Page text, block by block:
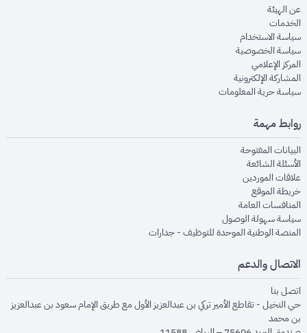
عن الهيئةopens in new window
الخدماتopens in new window
سياسة الاستخدام
سياسة الخصوصيةopens in new window
المركز الإعلاميopens in new window
المشاركة الإلكترونيةopens in new window
سياسة حرية المعلوماتopens in new window
روابط مهمة
البيانات المفتوحةopens in new window
الأسئلة الشائعةopens in new window
علاقات الموردينopens in new window
خريطة الموقعopens in new window
المنافسات العامةopens in new window
سياسة سهولة الوصولopens in new window
المنصة الوطنية الموحدة للتوظيف - جداراتopens in new window
الاتصال والدعم
اتصل بنا
حي النخيل - تقاطع الأمير تركي بن عبدالعزيز الأول مع طريق الإمام سعود بن عبدالعزيز
بن محمد